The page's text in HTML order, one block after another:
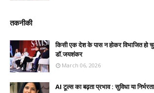
तकनीकी
किसी एक देश के पास न होकर विभाजित हो
डॉ.जयशंकर
March 06, 2026
AI टूल्स का बढ़ता प्रभाव : सुविधा या